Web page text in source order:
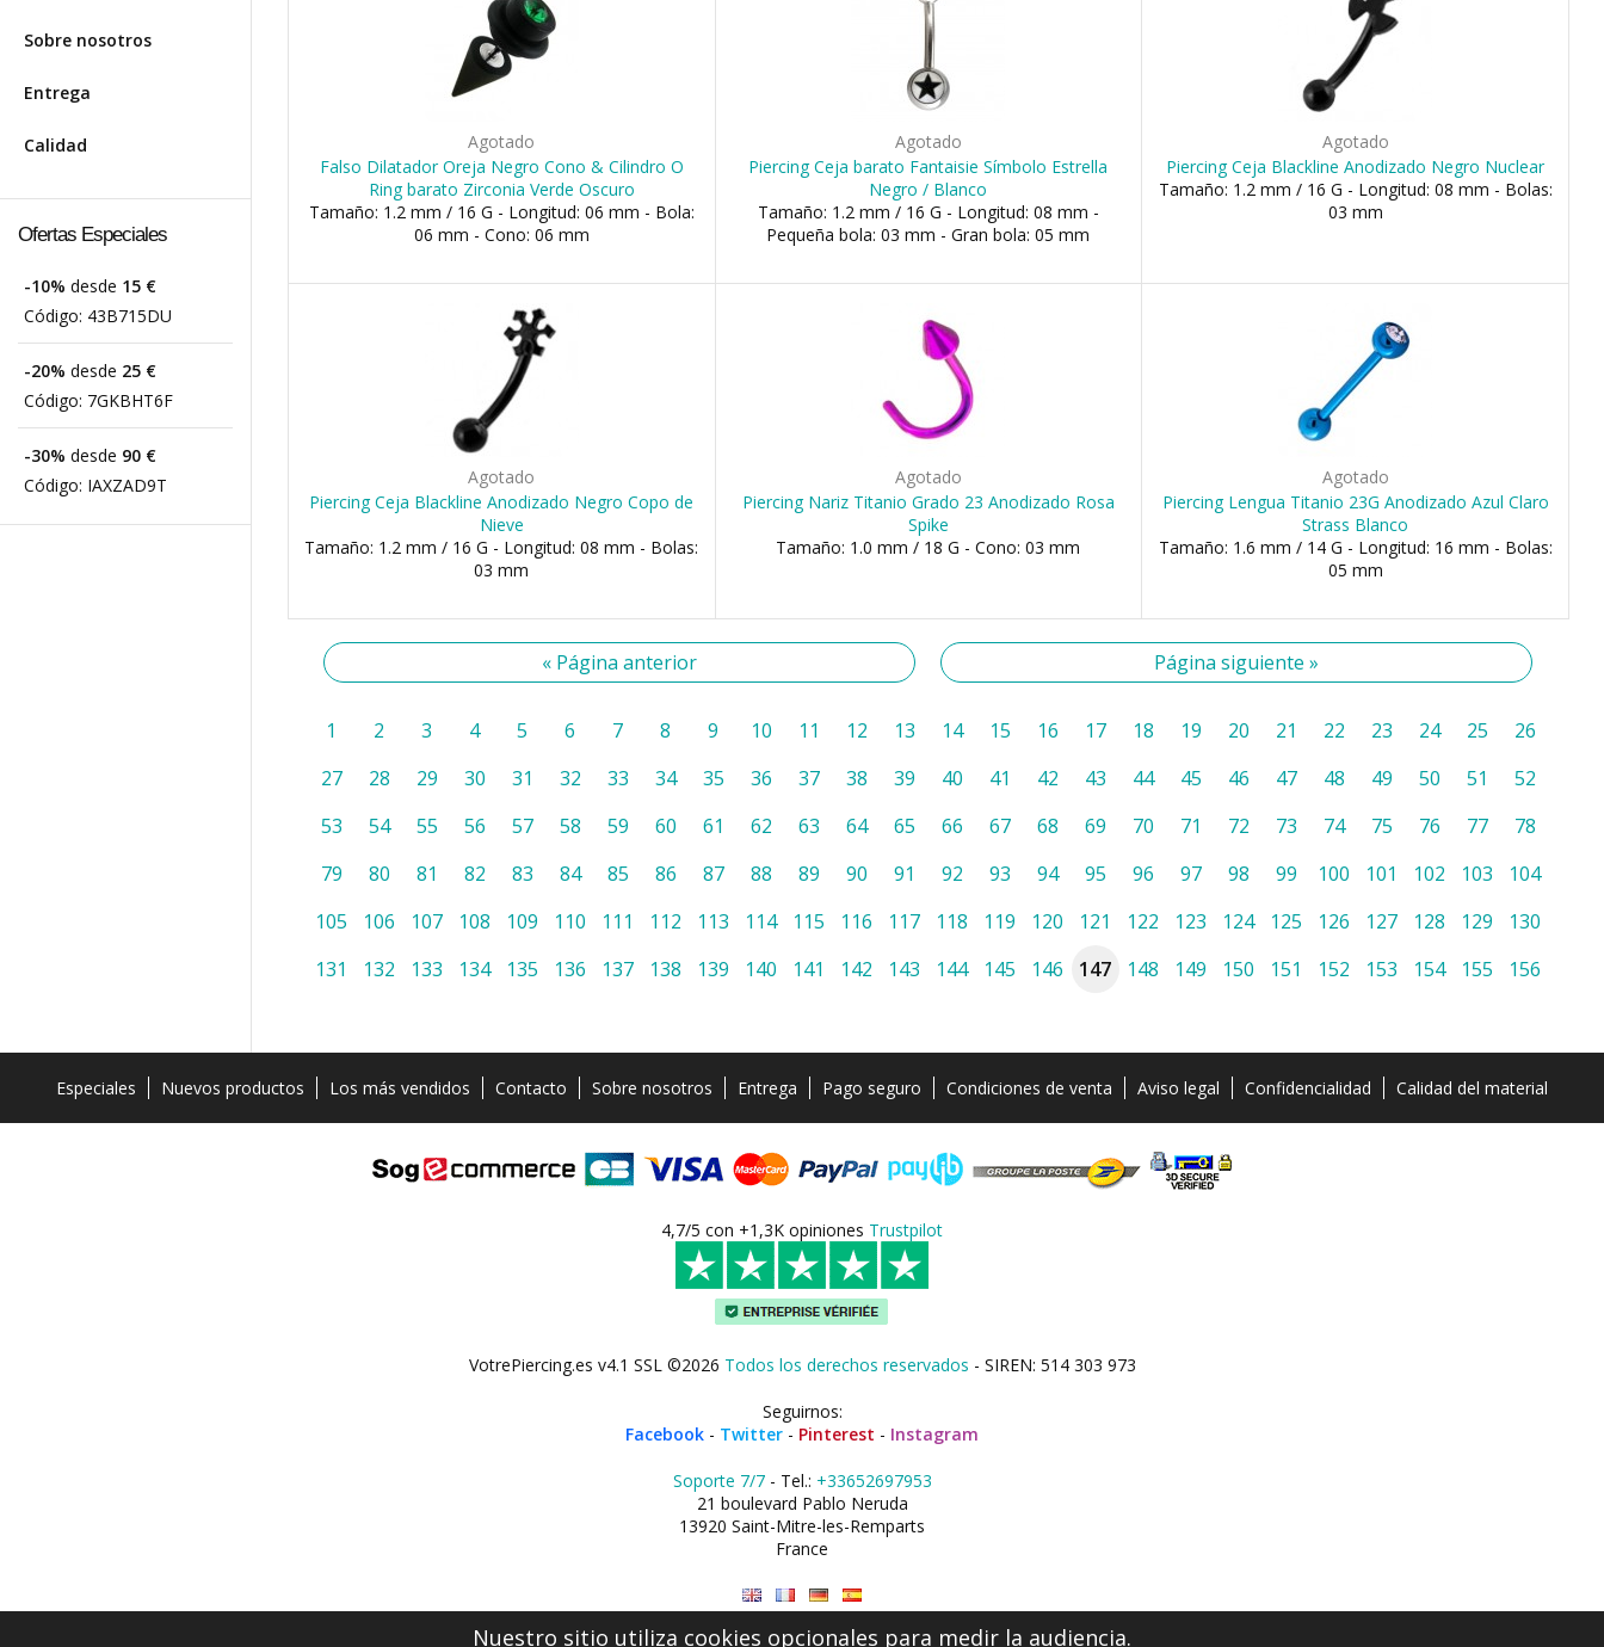
Sobre nosotros
Entrega
Calidad
Ofertas Especiales
-10% desde 15 €
Código: 43B715DU
-20% desde 25 €
Código: 7GKBHT6F
-30% desde 90 €
Código: IAXZAD9T
Agotado
Falso Dilatador Oreja Negro Cono & Cilindro O
Ring barato Zirconia Verde Oscuro
Tamaño: 1.2 mm / 16 G - Longitud: 06 mm - Bola:
06 mm - Cono: 06 mm
Agotado
Piercing Ceja barato Fantaisie Símbolo Estrella
Negro / Blanco
Tamaño: 1.2 mm / 16 G - Longitud: 08 mm -
Pequeña bola: 03 mm - Gran bola: 05 mm
Agotado
Piercing Ceja Blackline Anodizado Negro Nuclear
Tamaño: 1.2 mm / 16 G - Longitud: 08 mm - Bolas:
03 mm
Agotado
Piercing Ceja Blackline Anodizado Negro Copo de
Nieve
Tamaño: 1.2 mm / 16 G - Longitud: 08 mm - Bolas:
03 mm
Agotado
Piercing Nariz Titanio Grado 23 Anodizado Rosa
Spike
Tamaño: 1.0 mm / 18 G - Cono: 03 mm
Agotado
Piercing Lengua Titanio 23G Anodizado Azul Claro
Strass Blanco
Tamaño: 1.6 mm / 14 G - Longitud: 16 mm - Bolas:
05 mm
« Página anterior Página siguiente »
1 2 3 4 5 6 7 8 9 10 11 12 13 14 15 16 17 18 19 20 21 22 23 24 25
26
27
28 29 30 31 32 33 34 35 36 37 38 39 40 41 42 43 44 45 46 47 48 49 50 51
52
53
54 55 56 57 58 59 60 61 62 63 64 65 66 67 68 69 70 71 72 73 74 75 76 77
78
79
80 81 82 83 84 85 86 87 88 89 90 91 92 93 94 95 96 97 98 99 100 101 102 103
104
105
106 107 108 109 110 111 112 113 114 115 116 117 118 119 120 121 122 123 124 125 126 127 128 129
130
131
132 133 134 135 136 137 138 139 140 141 142 143 144 145 146 147 148 149 150 151 152 153 154 155 156
Especiales Nuevos productos Los más vendidos Contacto Sobre nosotros Entrega Pago seguro Condiciones de venta Aviso legal Confidencialidad Calidad del material
4,7/5 con +1,3K opiniones Trustpilot
VotrePiercing.es v4.1 SSL ©2026 Todos los derechos reservados - SIREN: 514 303 973
Seguirnos:
Facebook - Twitter - Pinterest - Instagram
Soporte 7/7- Tel.: +33652697953
21 boulevard Pablo Neruda
13920 Saint-Mitre-les-Remparts
France
Nuestro sitio utiliza cookies opcionales para medir la audiencia.